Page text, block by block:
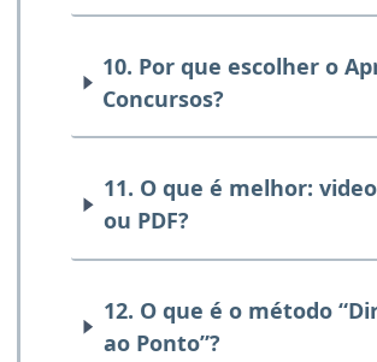
10. Por que escolher o
Concursos?
11. O que é melhor:
ou PDF?
12. O que é o método
ao Ponto”?